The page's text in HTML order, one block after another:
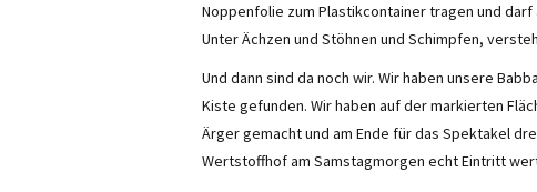
Noppenfolie zum Plastikcontainer tragen und
Unter Ächzen und Stöhnen und Schimpfen,
Und dann sind da noch wir. Wir haben unsere
Kiste gefunden. Wir haben auf der markierten
Ärger gemacht und am Ende für das Spektakel
Wertstoffhof am Samstagmorgen echt Eintritt